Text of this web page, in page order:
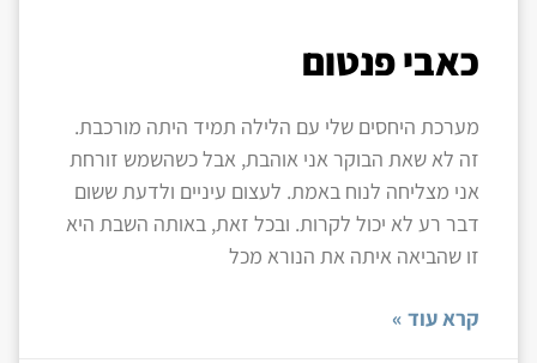
כאבי פנטום
מערכת היחסים שלי עם הלילה תמיד היתה מורכבת.
זה לא שאת הבוקר אני אוהבת, אבל כשהשמש זורחת
אני מצליחה לנוח באמת. לעצום עיניים ולדעת ששום
דבר רע לא יכול לקרות. ובכל זאת, באותה השבת היא
זו שהביאה איתה את הנורא מכל
קרא עוד »